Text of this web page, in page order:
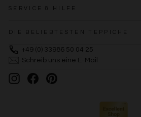
SERVICE & HILFE
DIE BELIEBTESTEN TEPPICHE
+49 (0) 33986 50 04 25
Schreib uns eine E-Mail
InstagramFacebookPinterest